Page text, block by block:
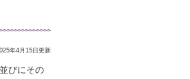
年4月15日更新
びにその